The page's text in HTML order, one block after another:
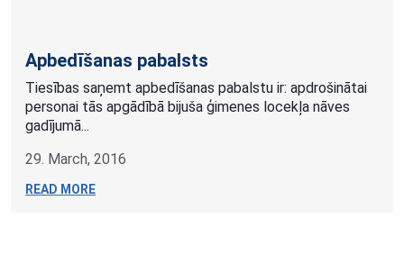
Apbedīšanas pabalsts
Tiesības saņemt apbedīšanas pabalstu ir: apdrošinātai
personai tās apgādībā bijuša ģimenes locekļa nāves
gadījumā...
29. March, 2016
READ MORE